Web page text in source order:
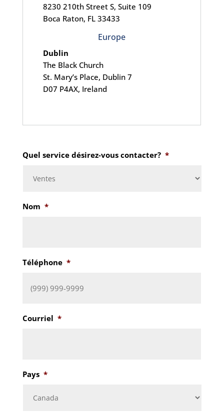
8230 210th Street S, Suite 109
Boca Raton, FL 33433
Europe
Dublin
The Black Church
St. Mary’s Place, Dublin 7
D07 P4AX, Ireland
Quel service désirez-vous contacter? *
Nom *
Téléphone *
Courriel *
Pays *